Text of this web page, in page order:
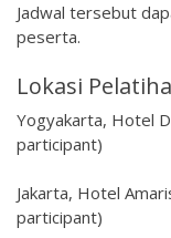
Jadwal tersebut
peserta.
Lokasi
Yogyakarta, Hotel
participant)
Jakarta, Hotel
participant)